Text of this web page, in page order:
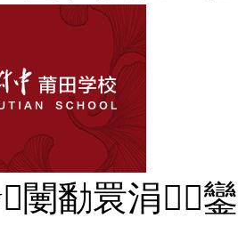
闄勫睘涓